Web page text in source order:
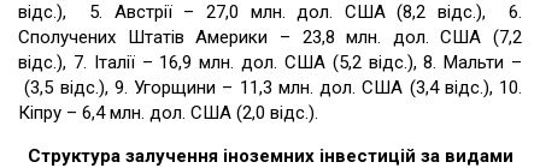
відс.), 5. Австрії – 27,0 млн. дол. США (8,2 відс.), 6.
Сполучених Штатів Америки – 23,8 млн. дол. США (7,2
відс.), 7. Італії – 16,9 млн. дол. США (5,2 відс.), 8. Мальти –
(3,5 відс.), 9. Угорщини – 11,3 млн. дол. США (3,4 відс.), 10.
Кіпру – 6,4 млн. дол. США (2,0 відс.).
Структура залучення іноземних інвестицій за видами